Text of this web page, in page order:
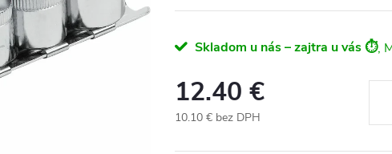
Skladom u nás – zajtra u vás ⏱️
12.40 €
10.10 € bez DPH